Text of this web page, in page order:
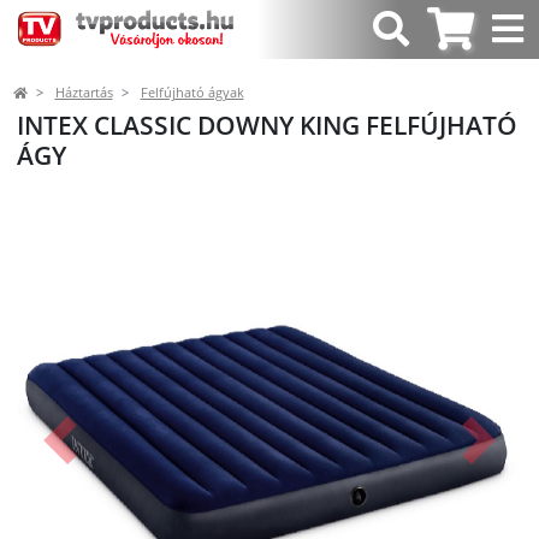
Háztartás Felfújható ágyak
INTEX CLASSIC DOWNY KING FELFÚJHATÓ
ÁGY
Előző